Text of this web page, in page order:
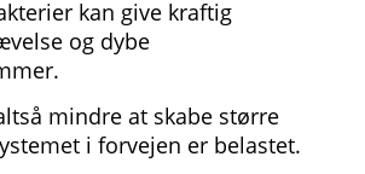
kan give kraftig
og dybe
mindre at skabe større
i forvejen er belastet.